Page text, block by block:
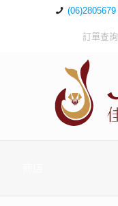
(06)2805679
訂單查詢